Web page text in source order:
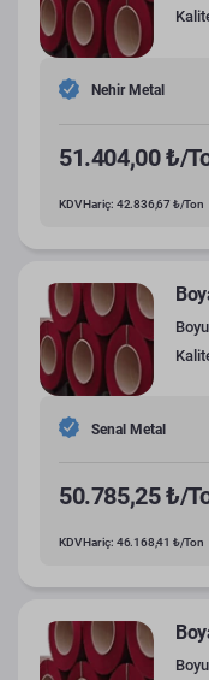
Nehir Metal
51.404,00 ₺/
KDV Hariç: 42.836,67 ₺/Ton
Senal Metal
50.785,25 ₺/
KDV Hariç: 46.168,41 ₺/Ton